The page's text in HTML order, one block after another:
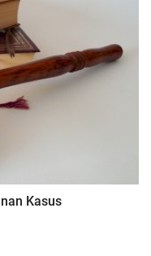
Kasus